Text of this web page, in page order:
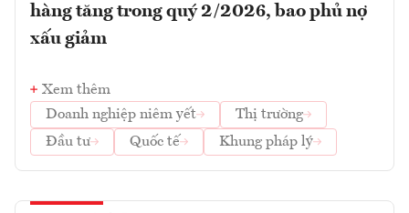
hàng tăng trong quý 2/2026, bao phủ nợ
xấu giảm
Xem thêm
Doanh nghiệp niêm yết
Thị trường
Đầu tư
Quốc tế Khung pháp lý